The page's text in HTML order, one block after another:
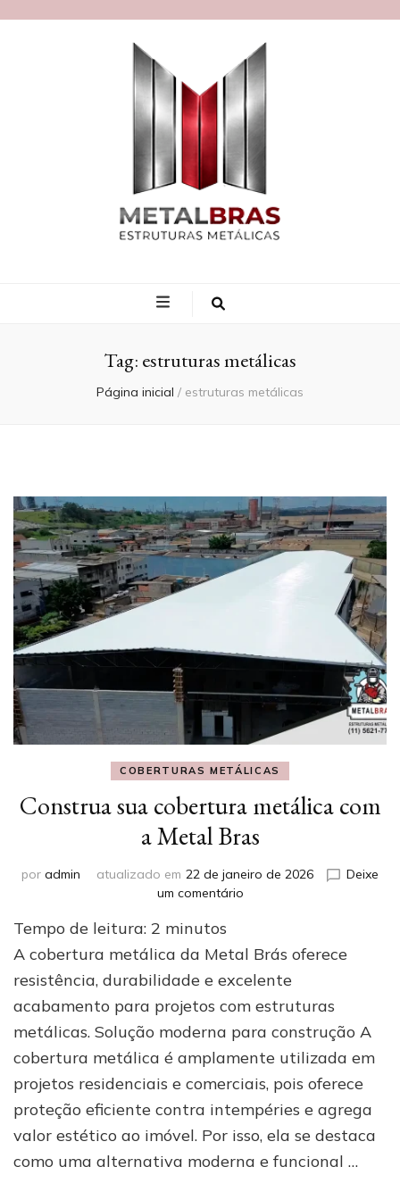
Tag: estruturas metálicas
Página inicial / estruturas metálicas
COBERTURAS METÁLICAS
Construa sua cobertura metálica com
a Metal Bras
por admin atualizado em 22 de janeiro de 2026
Deixe
um comentárioem
cobertura
com
a
Bras
Tempo de leitura: 2 minutos
A cobertura metálica da Metal Brás oferece
resistência, durabilidade e excelente
acabamento para projetos com estruturas
metálicas. Solução moderna para construção A
cobertura metálica é amplamente utilizada em
projetos residenciais e comerciais, pois oferece
proteção eficiente contra intempéries e agrega
valor estético ao imóvel. Por isso, ela se destaca
como uma alternativa moderna e funcional …